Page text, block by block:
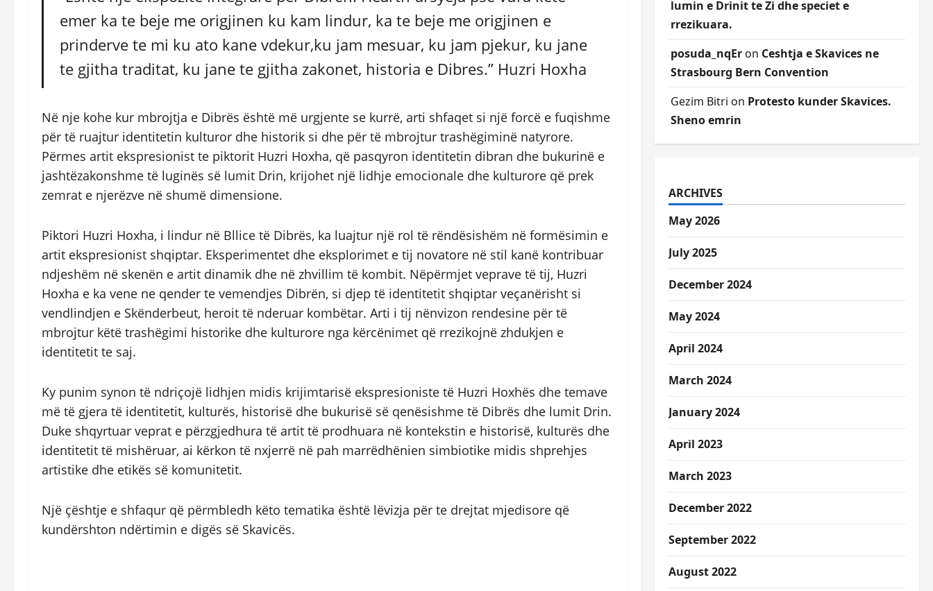
emer ka te beje me origjinen ku kam lindur, ka te beje me origjinen e
prinderve te mi ku ato kane vdekur,ku jam mesuar, ku jam pjekur, ku jane
te gjitha traditat, ku jane te gjitha zakonet, historia e Dibres.” Huzri Hoxha
Në nje kohe kur mbrojtja e Dibrës është më urgjente se kurrë, arti shfaqet si një forcë e fuqishme
për të ruajtur identitetin kulturor dhe historik si dhe për të mbrojtur trashëgiminë natyrore.
Përmes artit ekspresionist te piktorit Huzri Hoxha, që pasqyron identitetin dibran dhe bukurinë e
jashtëzakonshme të luginës së lumit Drin, krijohet një lidhje emocionale dhe kulturore që prek
zemrat e njerëzve në shumë dimensione.
Piktori Huzri Hoxha, i lindur në Bllice të Dibrës, ka luajtur një rol të rëndësishëm në formësimin e
artit ekspresionist shqiptar. Eksperimentet dhe eksplorimet e tij novatore në stil kanë kontribuar
ndjeshëm në skenën e artit dinamik dhe në zhvillim të kombit. Nëpërmjet veprave të tij, Huzri
Hoxha e ka vene ne qender te vemendjes Dibrën, si djep të identitetit shqiptar veçanërisht si
vendlindjen e Skënderbeut, heroit të nderuar kombëtar. Arti i tij nënvizon rendesine për të
mbrojtur këtë trashëgimi historike dhe kulturore nga kërcënimet që rrezikojnë zhdukjen e
identitetit te saj.
Ky punim synon të ndriçojë lidhjen midis krijimtarisë ekspresioniste të Huzri Hoxhës dhe temave
më të gjera të identitetit, kulturës, historisë dhe bukurisë së qenësishme të Dibrës dhe lumit Drin.
Duke shqyrtuar veprat e përzgjedhura të artit të prodhuara në kontekstin e historisë, kulturës dhe
identitetit të mishëruar, ai kërkon të nxjerrë në pah marrëdhënien simbiotike midis shprehjes
artistike dhe etikës së komunitetit.
Një çështje e shfaqur që përmbledh këto tematika është lëvizja për te drejtat mjedisore që
kundërshton ndërtimin e digës së Skavicës.
lumin e Drinit te Zi dhe speciet e
rrezikuara.
posuda_nqEron Ceshtja e Skavices ne
Strasbourg Bern Convention
Gezim Bitri on Protesto kunder Skavices.
Sheno emrin
ARCHIVES
May 2026
July 2025
December 2024
May 2024
April 2024
March 2024
January 2024
April 2023
March 2023
December 2022
September 2022
August 2022